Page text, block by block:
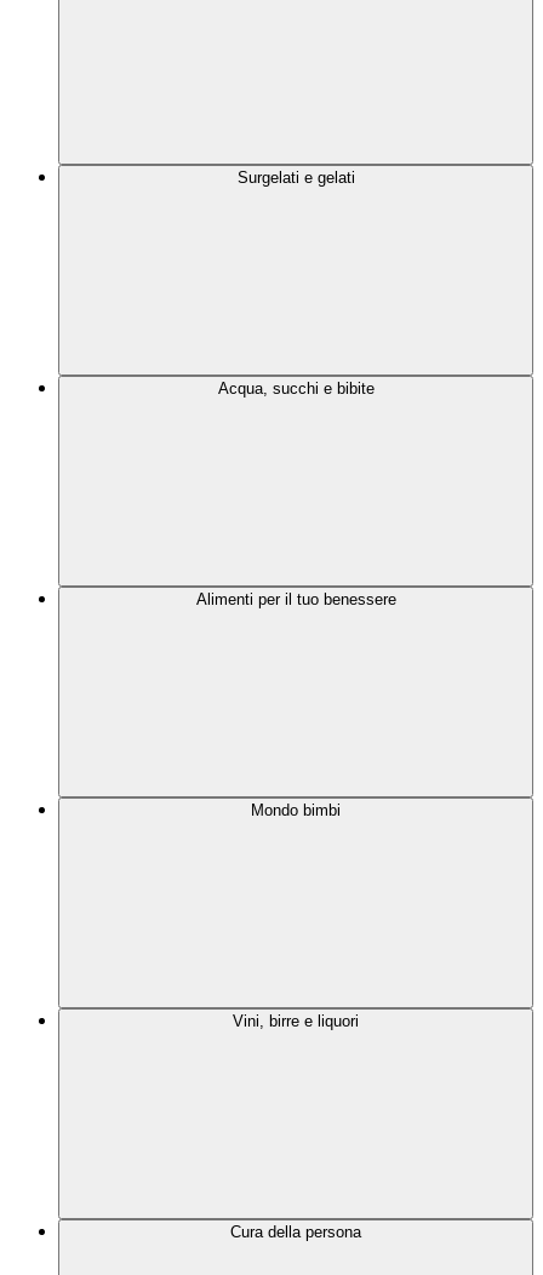
Surgelati e gelati
Acqua, succhi e bibite
Alimenti per il tuo benessere
Mondo bimbi
Vini, birre e liquori
Cura della persona